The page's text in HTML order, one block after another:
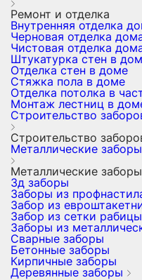
Ремонт и отделка
Внутренняя отделка
Черновая отделка
Чистовая отделка
Штукатурка стен в
Отделка стен в доме
Стяжка пола в доме
Отделка потолка в
Монтаж лестниц в
Строительство
Строительство
Металлические заборы
Металлические заборы
3д заборы
Заборы из
Забор из
Забор из сетки рабицы
Заборы из
Сварные заборы
Бетонные заборы
Кирпичные заборы
Деревянные заборы